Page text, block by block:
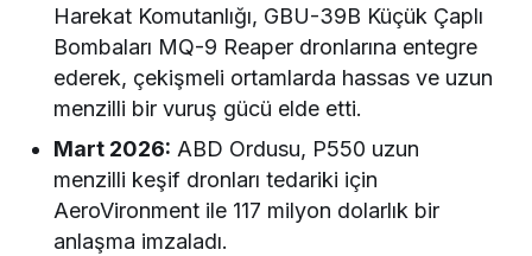
Harekat Komutanlığı, GBU-39B Küçük Çaplı
Bombaları MQ-9 Reaper dronlarına entegre
ederek, çekişmeli ortamlarda hassas ve uzun
menzilli bir vuruş gücü elde etti.
Mart 2026: ABD Ordusu, P550 uzun
menzilli keşif dronları tedariki için
AeroVironment ile 117 milyon dolarlık bir
anlaşma imzaladı.